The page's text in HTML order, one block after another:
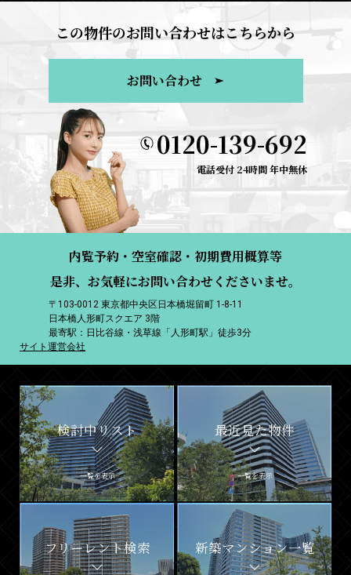
この物件のお問い合わせはこちらから
お問い合わせ
0120-139-692
電話受付 24時間 年中無休
内覧予約・空室確認・初期費用概算等
是非、お気軽にお問い合わせくださいませ。
〒103-0012 東京都中央区日本橋堀留町 1-8-11
日本橋人形町スクエア 3階
最寄駅：日比谷線・浅草線「人形町駅」徒歩3分
サイト運営会社
検討中リスト
一覧を表示
最近見た物件
一覧を表示
フリーレント検索 新築マンション一覧